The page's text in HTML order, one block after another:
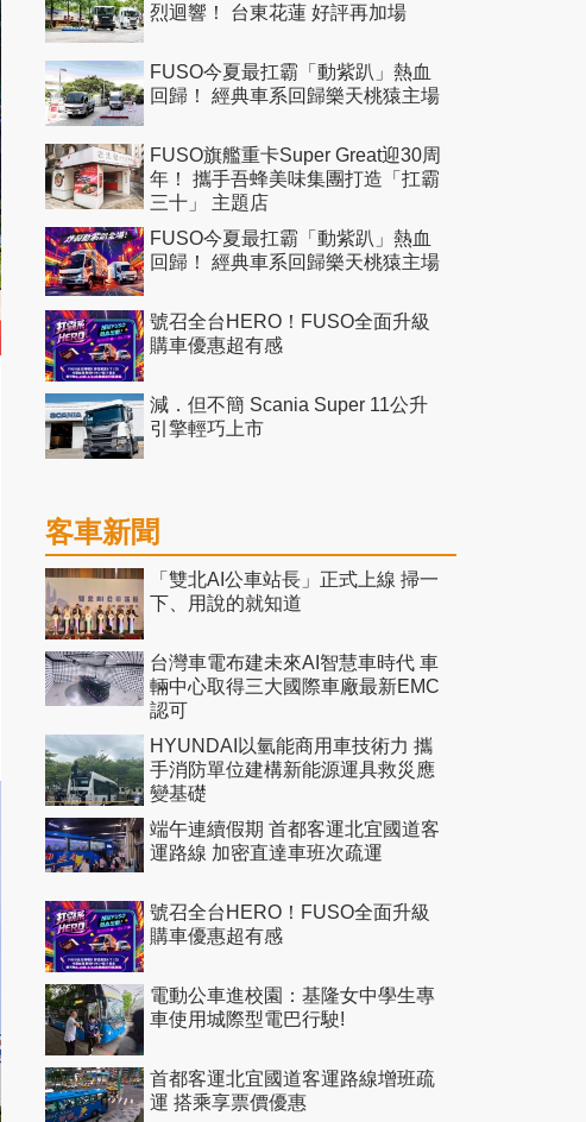
烈迴響！ 台東花蓮 好評再加場
FUSO今夏最扛霸「動紫趴」熱血
回歸！ 經典車系回歸樂天桃猿主場
FUSO旗艦重卡Super Great迎30周
年！ 攜手吾蜂美味集團打造「扛霸
三十」 主題店
FUSO今夏最扛霸「動紫趴」熱血
回歸！ 經典車系回歸樂天桃猿主場
號召全台HERO！FUSO全面升級
購車優惠超有感
減．但不簡 Scania Super 11公升
引擎輕巧上市
客車新聞
「雙北AI公車站長」正式上線 掃一
下、用說的就知道
台灣車電布建未來AI智慧車時代 車
輛中心取得三大國際車廠最新EMC
認可
HYUNDAI以氫能商用車技術力 攜
手消防單位建構新能源運具救災應
變基礎
端午連續假期 首都客運北宜國道客
運路線 加密直達車班次疏運
號召全台HERO！FUSO全面升級
購車優惠超有感
電動公車進校園：基隆女中學生專
車使用城際型電巴行駛!
首都客運北宜國道客運路線增班疏
運 搭乘享票價優惠